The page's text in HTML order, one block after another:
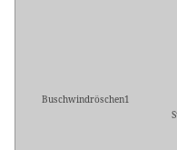
Buschwindröschen1